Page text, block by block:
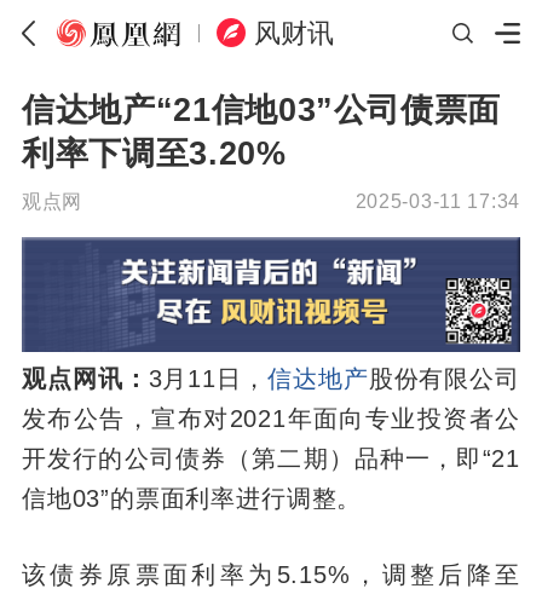
风财讯
信达地产“21信地03”公司债票面
利率下调至3.20%
观点网 2025-03-11 17:34
观点网讯： 3月11日， 信达地产股份有限公司
发布公告，宣布对2021年面向专业投资者公
开发行的公司债券（第二期）品种一，即“21
信地03”的票面利率进行调整。
该债券原票面利率为5.15%，调整后降至